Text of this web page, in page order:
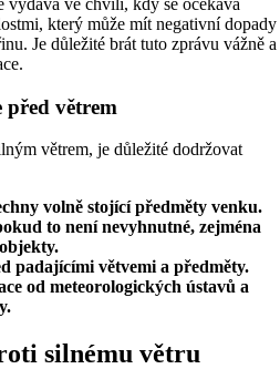
vydává ve chvíli, kdy se očekává
který může mít negativní dopady
Je důležité brát tuto zprávu vážně a
před větrem
větrem, je důležité dodržovat
volně stojící předměty venku.
to není nevyhnutné, zejména
padajícími větvemi a předměty.
od meteorologických ústavů a
silnému větru